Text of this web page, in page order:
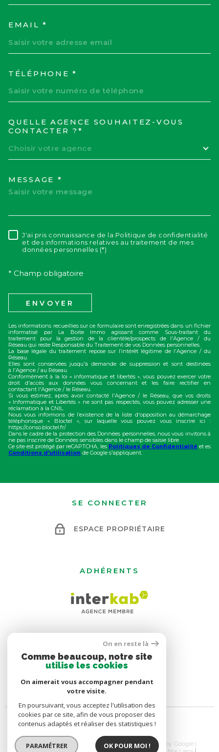
EMAIL *
TÉLÉPHONE *
QUELLE AGENCE SOUHAITEZ-VOUS
CONTACTER ?*
Choisir votre agence
MESSAGE *
RÈGLEMENTATION
J'ai pris connaissance de la Politique de confidentialité
et des informations relatives au traitement de mes
données personnelles (*)
* Champ obligatoire
ENVOYER
Les informations recueillies sur ce formulaire sont enregistrées dans un fichier
informatisé par La Boite Immo agissant comme Sous-traitant du
traitement pour la gestion de la clientèle/prospects de l'Agence / du
Réseau qui reste Responsable du Traitement de vos Données personnelles.
La base légale du traitement repose sur l’intérêt légitime de l'Agence / du
Réseau.
Elles sont conservées jusqu'à demande de suppression et sont destinées
à l'Agence / au Réseau.
Conformément à la loi « informatique et libertés », vous pouvez exercer votre
droit d'accès aux données vous concernant et les faire rectifier en
contactant l'Agence / le Réseau.
Si vous estimez, après avoir contacté l'Agence / le Réseau, que vos droits
« Informatique et Libertés » ne sont pas respectés, vous pouvez adresser une
réclamation à la CNIL.
Nous vous informons de l’existence de la liste d'opposition au démarchage
téléphonique « Bloctel », sur laquelle vous pouvez vous inscrire ici :
https://conso.bloctel.fr/
Dans le cadre de la protection des Données personnelles, nous vous invitons à
ne pas inscrire de Données sensibles dans le champ de saisie libre
Ce site est protégé par reCAPTCHA, les Politiques de Confidentialité et es
Conditions d'utilisation de Google s'appliquent.
SE CONNECTER
ESPACE PROPRIÉTAIRE
ADHÉRENTS
© 2026 | Tous droits réservés | Traduction powered by Google |
On en reste là
Comme beaucoup, notre site
utilise les cookies
On aimerait vous accompagner pendant
votre visite.
En poursuivant, vous acceptez l'utilisation des
cookies par ce site, afin de vous proposer des
contenus adaptés et réaliser des statistiques !
PARAMÉTRER OK POUR MOI !